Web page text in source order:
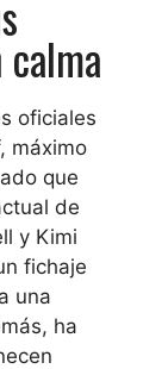
oficiales
máximo
que
de
y Kimi
fichaje
una
ha